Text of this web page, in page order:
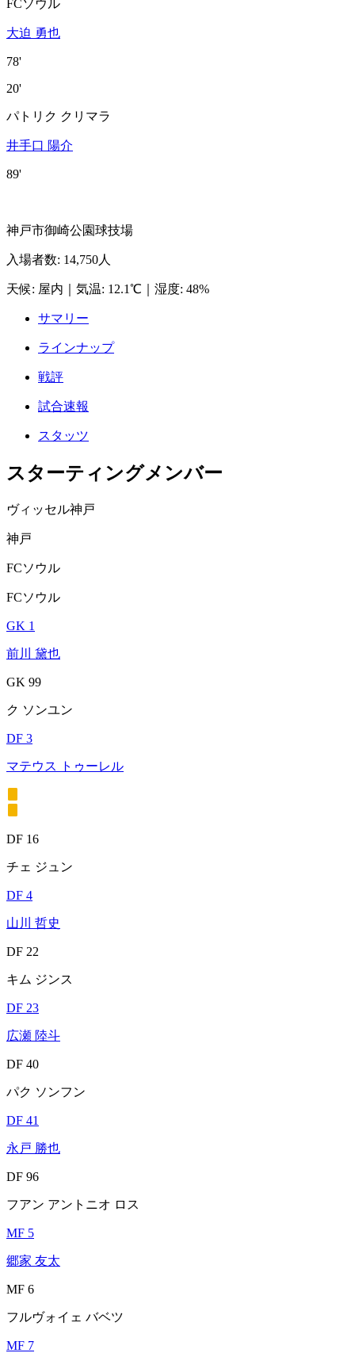
FCソウル
大迫 勇也
78'
20'
パトリク クリマラ
井手口 陽介
89'
神戸市御崎公園球技場
入場者数: 14,750人
天候: 屋内 気温: 12.1℃ 湿度: 48%
サマリー
ラインナップ
戦評
試合速報
スタッツ
スターティングメンバー
ヴィッセル神戸
神戸
FCソウル
FCソウル
GK 1
前川 黛也
GK 99
ク ソンユン
DF 3
マテウス トゥーレル
DF 16
チェ ジュン
DF 4
山川 哲史
DF 22
キム ジンス
DF 23
広瀬 陸斗
DF 40
パク ソンフン
DF 41
永戸 勝也
DF 96
フアン アントニオ ロス
MF 5
郷家 友太
MF 6
フルヴォイェ バベツ
MF 7